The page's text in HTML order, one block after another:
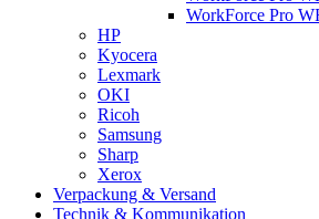
WorkForce Pro
HP
Kyocera
Lexmark
OKI
Ricoh
Samsung
Sharp
Xerox
Verpackung & Versand
Technik & Kommunikation